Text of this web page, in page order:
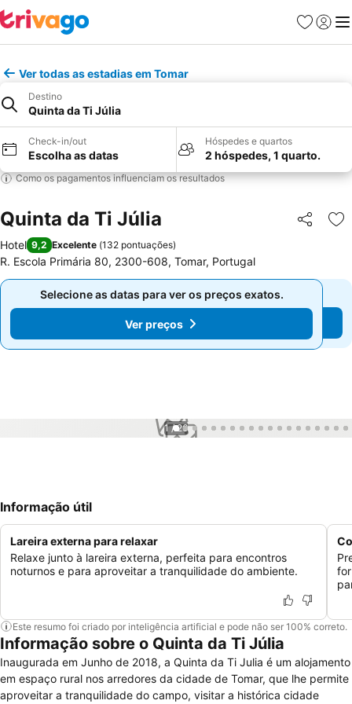
Favoritos
Iniciar
Ver todas as estadias em Tomar
Destino
Quinta da Ti Júlia
Check-in/out
Escolha as datas
Hóspedes e quartos
2 hóspedes, 1 quarto.
Como os pagamentos influenciam os resultados
Quinta da Ti Júlia Partilhar
Hotel 9,2 Excelente (132 pontuações)
R. Escola Primária 80, 2300-608, Tomar, Portugal
Selecione as datas para ver os preços exatos.
Ver preços
Selecione as datas para ver os preços exatos.
Ver preços
1 / 26
Informação útil
Lareira externa para relaxar
Relaxe junto à lareira externa, perfeita para encontros
noturnos e para aproveitar a tranquilidade do ambiente.
Este resumo foi criado por inteligência artificial e pode não ser 100% correto.
Informação sobre o Quinta da Ti Júlia
Inaugurada em Junho de 2018, a Quinta da Ti Julia é um alojamento
em espaço rural nos arredores da cidade de Tomar, que lhe permite
aproveitar a tranquilidade do campo, visitar a histórica cidade